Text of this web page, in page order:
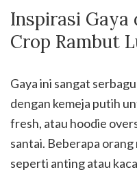
Inspirasi Gaya
Crop Rambut
Gaya ini sangat
dengan kemeja putih
fresh, atau hoodie
santai. Beberapa
seperti anting atau